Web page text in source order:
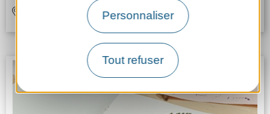
Personnaliser
Tout refuser
ROSTRENEN